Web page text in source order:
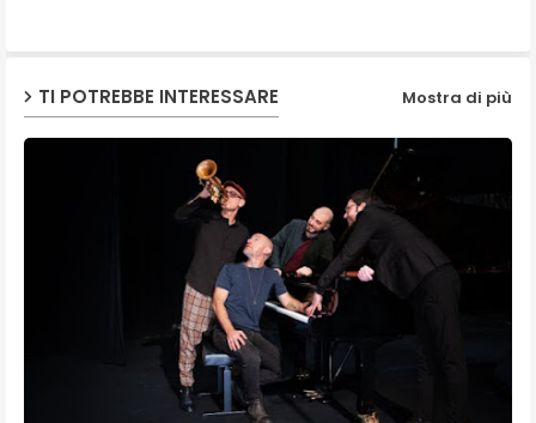
TI POTREBBE INTERESSARE Mostra di più